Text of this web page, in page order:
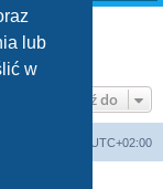
lub
w
Przejdź do
UTC+02:00
phpBB Limited